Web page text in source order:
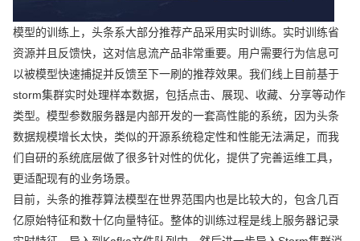
模型的训练上，头条系大部分推荐产品采用实时训练。实时训练省
资源并且反馈快，这对信息流产品非常重要。用户需要行为信息可
以被模型快速捕捉并反馈至下一刷的推荐效果。我们线上目前基于
storm集群实时处理样本数据，包括点击、展现、收藏、分享等动作
类型。模型参数服务器是内部开发的一套高性能的系统，因为头条
数据规模增长太快，类似的开源系统稳定性和性能无法满足，而我
们自研的系统底层做了很多针对性的优化，提供了完善运维工具，
更适配现有的业务场景。
目前，头条的推荐算法模型在世界范围内也是比较大的，包含几百
亿原始特征和数十亿向量特征。整体的训练过程是线上服务器记录